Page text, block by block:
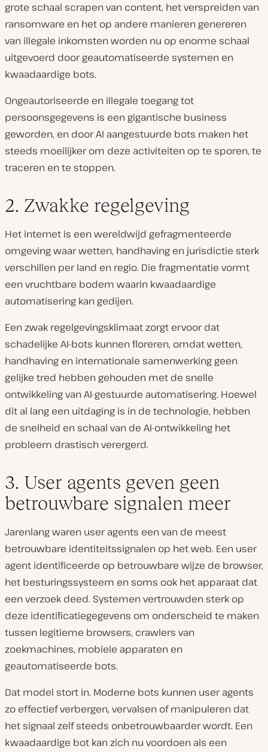
grote schaal scrapen van content, het verspreiden van
ransomware en het op andere manieren genereren
van illegale inkomsten worden nu op enorme schaal
uitgevoerd door geautomatiseerde systemen en
kwaadaardige bots.
Ongeautoriseerde en illegale toegang tot
persoonsgegevens is een gigantische business
geworden, en door AI aangestuurde bots maken het
steeds moeilijker om deze activiteiten op te sporen, te
traceren en te stoppen.
2. Zwakke regelgeving
Het internet is een wereldwijd gefragmenteerde
omgeving waar wetten, handhaving en jurisdictie sterk
verschillen per land en regio. Die fragmentatie vormt
een vruchtbare bodem waarin kwaadaardige
automatisering kan gedijen.
Een zwak regelgevingsklimaat zorgt ervoor dat
schadelijke AI-bots kunnen floreren, omdat wetten,
handhaving en internationale samenwerking geen
gelijke tred hebben gehouden met de snelle
ontwikkeling van AI-gestuurde automatisering. Hoewel
dit al lang een uitdaging is in de technologie, hebben
de snelheid en schaal van de AI-ontwikkeling het
probleem drastisch verergerd.
3. User agents geven geen
betrouwbare signalen meer
Jarenlang waren user agents een van de meest
betrouwbare identiteitssignalen op het web. Een user
agent identificeerde op betrouwbare wijze de browser,
het besturingssysteem en soms ook het apparaat dat
een verzoek deed. Systemen vertrouwden sterk op
deze identificatiegegevens om onderscheid te maken
tussen legitieme browsers, crawlers van
zoekmachines, mobiele apparaten en
geautomatiseerde bots.
Dat model stort in. Moderne bots kunnen user agents
zo effectief verbergen, vervalsen of manipuleren dat
het signaal zelf steeds onbetrouwbaarder wordt. Een
kwaadaardige bot kan zich nu voordoen als een